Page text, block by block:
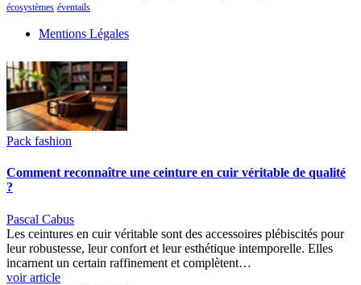
écosystèmes éventails
Mentions Légales
Pack fashion
Comment reconnaître une ceinture en cuir véritable de qualité
?
Pascal Cabus
Les ceintures en cuir véritable sont des accessoires plébiscités pour
leur robustesse, leur confort et leur esthétique intemporelle. Elles
incarnent un certain raffinement et complètent…
voir article